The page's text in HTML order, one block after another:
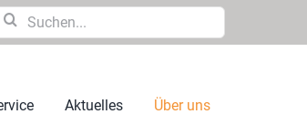
Suche
Aktuelles Über uns